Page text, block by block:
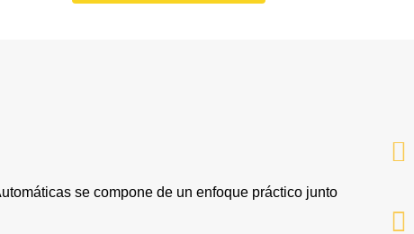
se compone de un enfoque práctico junto